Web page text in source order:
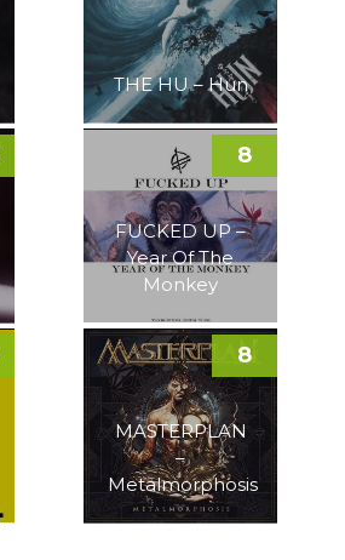
THE HU – Hun
FUCKED UP –
Year Of The
Monkey
8
MASTERPLAN
–
Metalmorphosis
8